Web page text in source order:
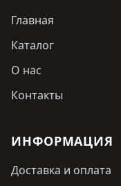
Главная
Каталог
О нас
Контакты
ИНФОРМАЦИЯ
Доставка и оплата